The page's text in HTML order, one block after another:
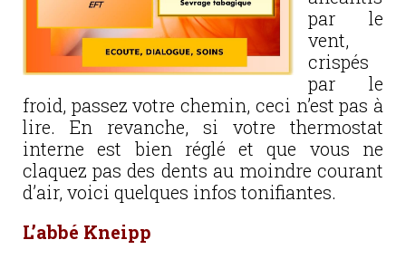
par le
vent,
crispés
par le
froid, passez votre chemin, ceci n’est pas à
lire. En revanche, si votre thermostat
interne est bien réglé et que vous ne
claquez pas des dents au moindre courant
d’air, voici quelques infos tonifiantes.
L’abbé Kneipp